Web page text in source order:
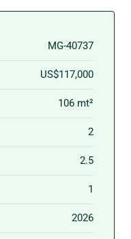
MG-40737
US$117,000
106 mt²
2
2.5
1
2026